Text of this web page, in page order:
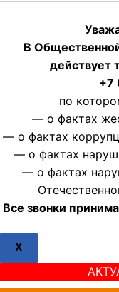
В
действует
+7
по
— о фактах
— о фактах
— о фактах
— о фактах
Все звонки
X